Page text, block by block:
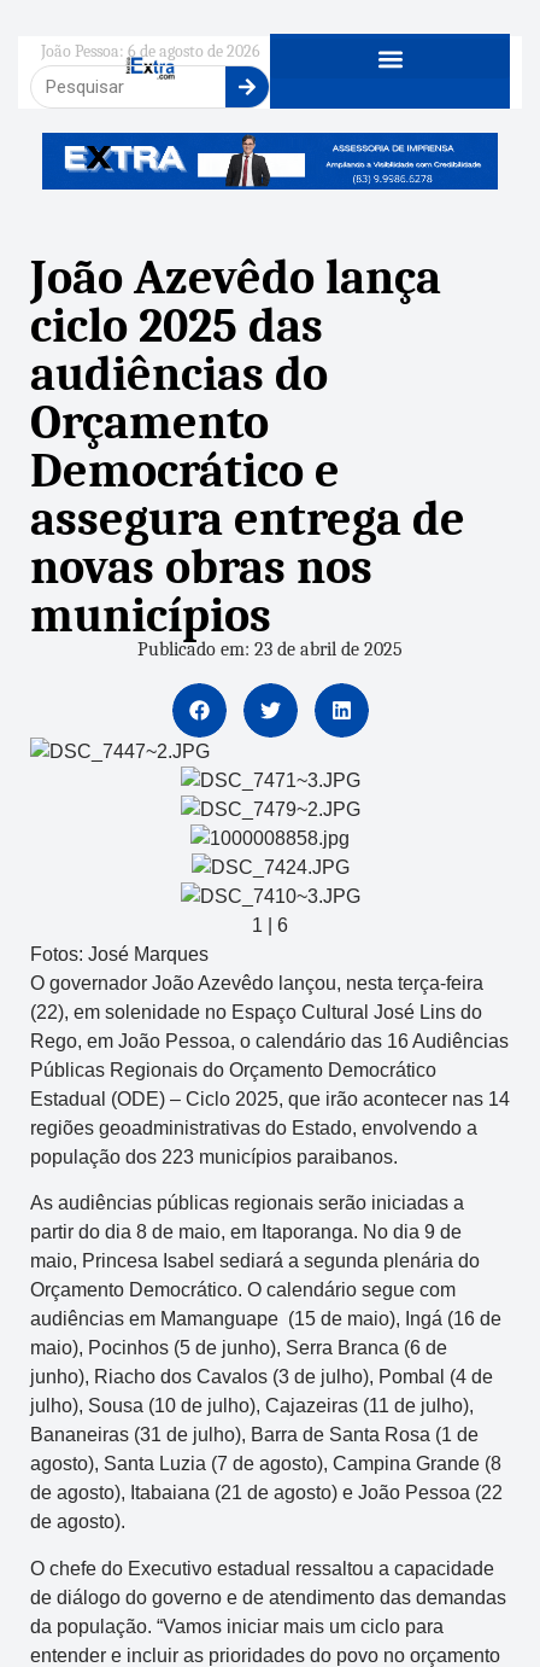
João Pessoa: 6 de agosto de 2026
João Azevêdo lança
ciclo 2025 das
audiências do
Orçamento
Democrático e
assegura entrega de
novas obras nos
municípios
Publicado em: 23 de abril de 2025
1
6
Fotos: José Marques
O governador João Azevêdo lançou, nesta terça-feira
(22), em solenidade no Espaço Cultural José Lins do
Rego, em João Pessoa, o calendário das 16 Audiências
Públicas Regionais do Orçamento Democrático
Estadual (ODE) – Ciclo 2025, que irão acontecer nas 14
regiões geoadministrativas do Estado, envolvendo a
população dos 223 municípios paraibanos.
As audiências públicas regionais serão iniciadas a
partir do dia 8 de maio, em Itaporanga. No dia 9 de
maio, Princesa Isabel sediará a segunda plenária do
Orçamento Democrático. O calendário segue com
audiências em Mamanguape (15 de maio), Ingá (16 de
maio), Pocinhos (5 de junho), Serra Branca (6 de
junho), Riacho dos Cavalos (3 de julho), Pombal (4 de
julho), Sousa (10 de julho), Cajazeiras (11 de julho),
Bananeiras (31 de julho), Barra de Santa Rosa (1 de
agosto), Santa Luzia (7 de agosto), Campina Grande (8
de agosto), Itabaiana (21 de agosto) e João Pessoa (22
de agosto).
O chefe do Executivo estadual ressaltou a capacidade
de diálogo do governo e de atendimento das demandas
da população. “Vamos iniciar mais um ciclo para
entender e incluir as prioridades do povo no orçamento